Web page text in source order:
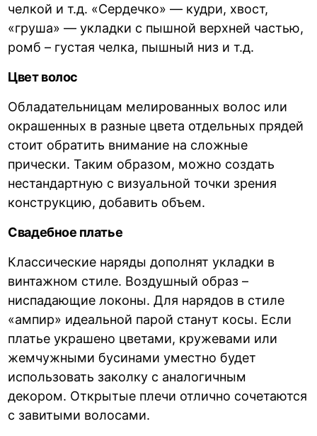
челкой и т.д. «Сердечко» — кудри, хвост,
«груша» — укладки с пышной верхней частью,
ромб – густая челка, пышный низ и т.д.
Цвет волос
Обладательницам мелированных волос или
окрашенных в разные цвета отдельных прядей
стоит обратить внимание на сложные
прически. Таким образом, можно создать
нестандартную с визуальной точки зрения
конструкцию, добавить объем.
Свадебное платье
Классические наряды дополнят укладки в
винтажном стиле. Воздушный образ –
ниспадающие локоны. Для нарядов в стиле
«ампир» идеальной парой станут косы. Если
платье украшено цветами, кружевами или
жемчужными бусинами уместно будет
использовать заколку с аналогичным
декором. Открытые плечи отлично сочетаются
с завитыми волосами.